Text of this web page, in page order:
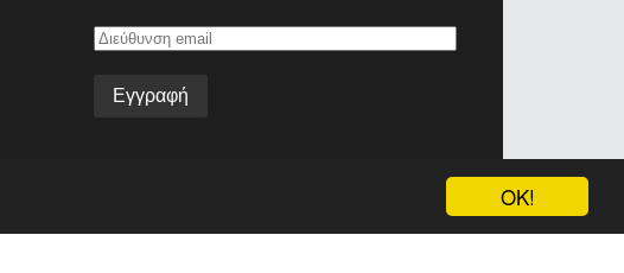
OK!
Διεύθυνση